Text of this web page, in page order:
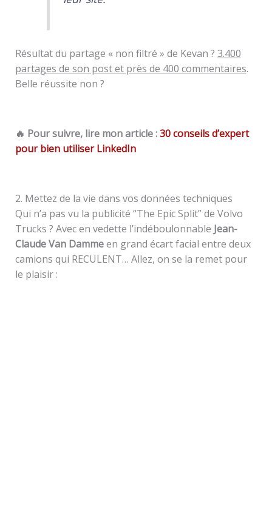
Résultat du partage « non filtré » de Kevan ? 3.400
partages de son post et près de 400 commentaires.
Belle réussite non ?
🔥 Pour suivre, lire mon article :30 conseils d’expert
pour bien utiliser LinkedIn
2. Mettez de la vie dans vos données techniques
Qui n’a pas vu la publicité “The Epic Split” de Volvo
Trucks ? Avec en vedette l’indéboulonnable Jean-
Claude Van Dammeen grand écart facial entre deux
camions qui RECULENT… Allez, on se la remet pour
le plaisir :